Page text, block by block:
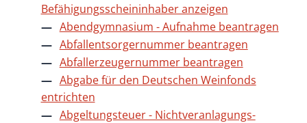
Befähigungsscheininhaber anzeigen
Abendgymnasium - Aufnahme beantragen
Abfallentsorgernummer beantragen
Abfallerzeugernummer beantragen
Abgabe für den Deutschen Weinfonds
entrichten
Abgeltungsteuer - Nichtveranlagungs-